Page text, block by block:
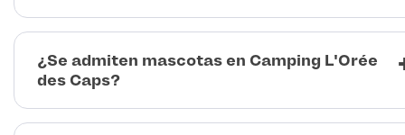
¿Se admiten mascotas en Camping L'Orée
des Caps?